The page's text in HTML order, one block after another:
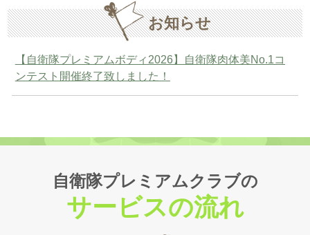
お知らせ
【自衛隊プレミアムボディ2026】自衛隊肉体美No.1コ
ンテスト開催終了致しました！
自衛隊プレミアムクラブの
サービスの流れ